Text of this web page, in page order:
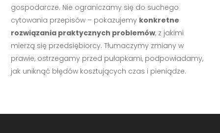
gospodarcze. Nie ograniczamy się do suchego
cytowania przepisów – pokazujemy konkretne
rozwiązania praktycznych problemów, z jakimi
mierzą się przedsiębiorcy. Tłumaczymy zmiany w
prawie, ostrzegamy przed pułapkami, podpowiadamy,
jak uniknąć błędów kosztujących czas i pieniądze.